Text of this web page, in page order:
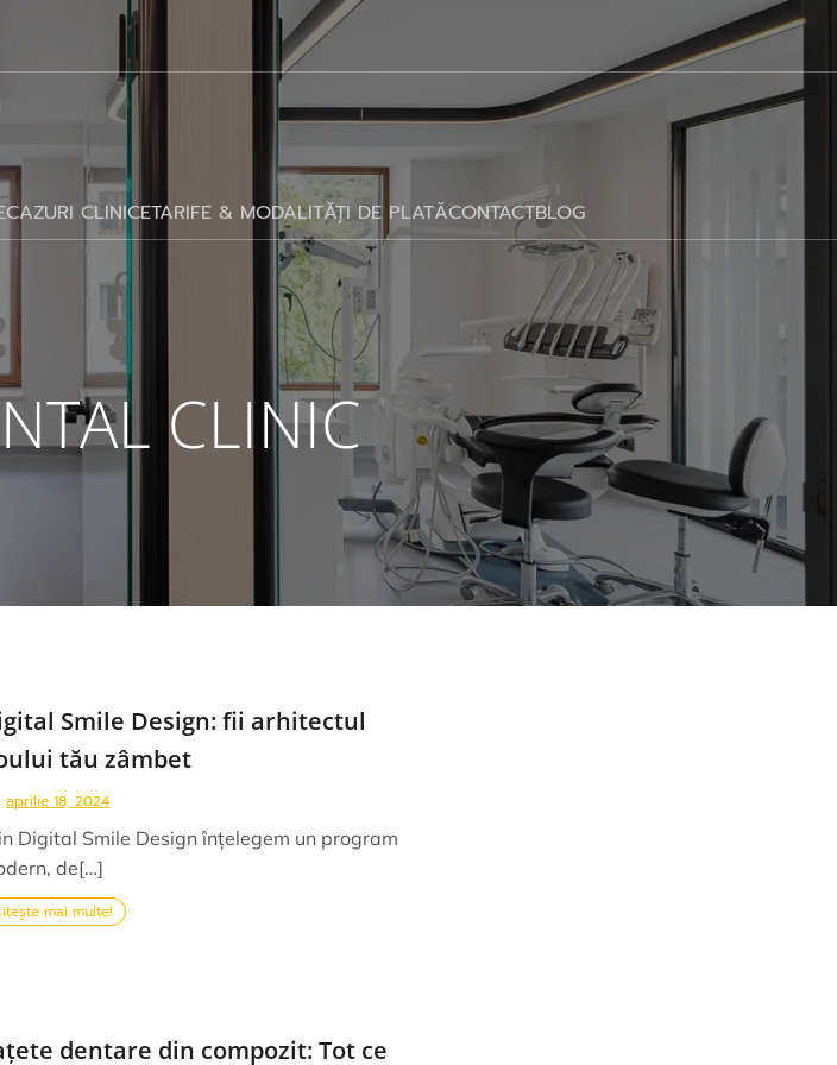
CAZURI CLINICETARIFE & MODALITĂȚI DE PLATĂCONTACTBLOG
CLINIC
Smile Design: fii arhitectul
tău zâmbet
aprilie 18, 2024
Digital Smile Design înțelegem un program
de[…]
mai multe!
dentare din compozit: Tot ce